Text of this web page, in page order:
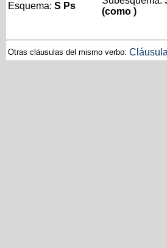
Esquema: S Ps
(como )
Otras cláusulas del mismo verbo: